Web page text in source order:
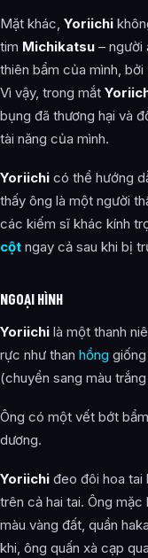
Mặt khác, Yoriichi
tim Michikatsu – người
thiên bẩm của mình, bởi
Vì vậy, trong mắt
bụng đã thương hại và
tài năng của mình.
Yoriichi có thể hướng
thấy ông là một người
các kiếm sĩ khác kính
cột ngay cả sau khi bị
NGOẠI HÌNH
Yoriichi là một thanh
rực như than hồng giống
(chuyển sang màu
Ông có một vết bớt
dương.
Yoriichi đeo đôi hoa tai
trên cả hai tai. Ông
màu vàng đất, quần
khi, ông quấn xà cạp